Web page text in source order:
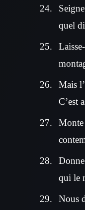
quel
Mais
C’est
Monte
qui le
Nous